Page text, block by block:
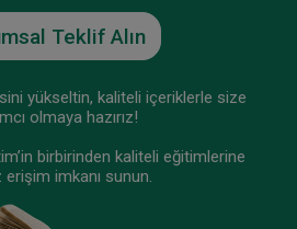
- 1 - IV. Ticaret Hukuku
Sepete Ekle
Teklif Alın
yükseltin, kaliteli içeriklerle size
olmaya hazırız!
birbirinden kaliteli eğitimlerine
erişim imkanı sunun.